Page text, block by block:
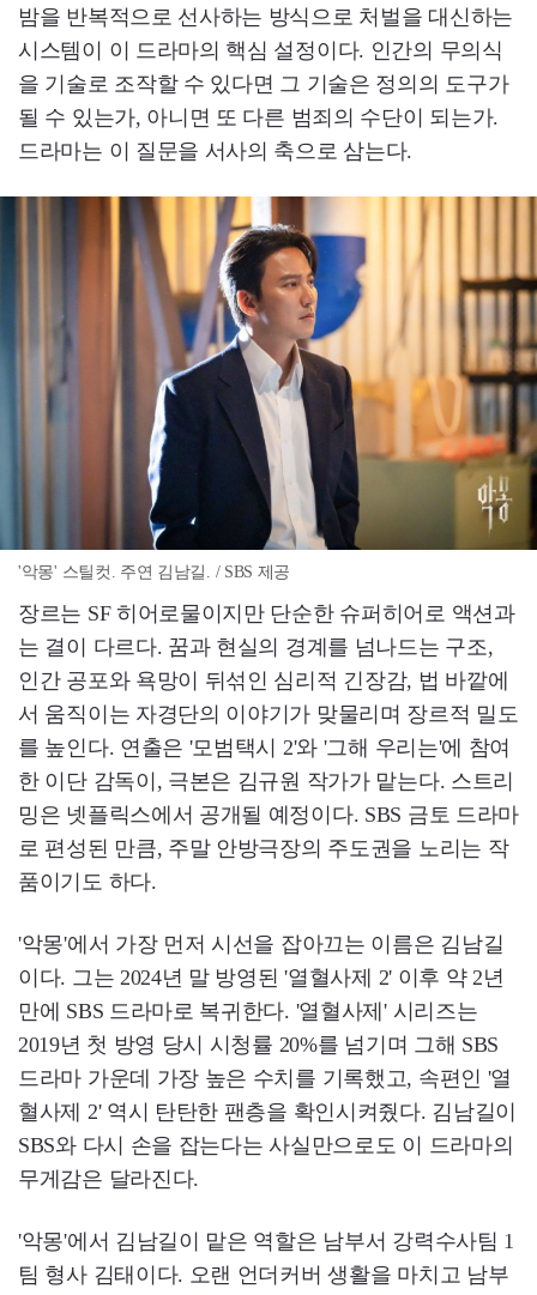
밤을 반복적으로 선사하는 방식으로 처벌을 대신하는
시스템이 이 드라마의 핵심 설정이다. 인간의 무의식
을 기술로 조작할 수 있다면 그 기술은 정의의 도구가
될 수 있는가, 아니면 또 다른 범죄의 수단이 되는가.
드라마는 이 질문을 서사의 축으로 삼는다.
'악몽' 스틸컷. 주연 김남길. / SBS 제공
장르는 SF 히어로물이지만 단순한 슈퍼히어로 액션과
는 결이 다르다. 꿈과 현실의 경계를 넘나드는 구조,
인간 공포와 욕망이 뒤섞인 심리적 긴장감, 법 바깥에
서 움직이는 자경단의 이야기가 맞물리며 장르적 밀도
를 높인다. 연출은 '모범택시 2'와 '그해 우리는'에 참여
한 이단 감독이, 극본은 김규원 작가가 맡는다. 스트리
밍은 넷플릭스에서 공개될 예정이다. SBS 금토 드라마
로 편성된 만큼, 주말 안방극장의 주도권을 노리는 작
품이기도 하다.
'악몽'에서 가장 먼저 시선을 잡아끄는 이름은 김남길
이다. 그는 2024년 말 방영된 '열혈사제 2' 이후 약 2년
만에 SBS 드라마로 복귀한다. '열혈사제' 시리즈는
2019년 첫 방영 당시 시청률 20%를 넘기며 그해 SBS
드라마 가운데 가장 높은 수치를 기록했고, 속편인 '열
혈사제 2' 역시 탄탄한 팬층을 확인시켜줬다. 김남길이
SBS와 다시 손을 잡는다는 사실만으로도 이 드라마의
무게감은 달라진다.
'악몽'에서 김남길이 맡은 역할은 남부서 강력수사팀 1
팀 형사 김태이다. 오랜 언더커버 생활을 마치고 남부